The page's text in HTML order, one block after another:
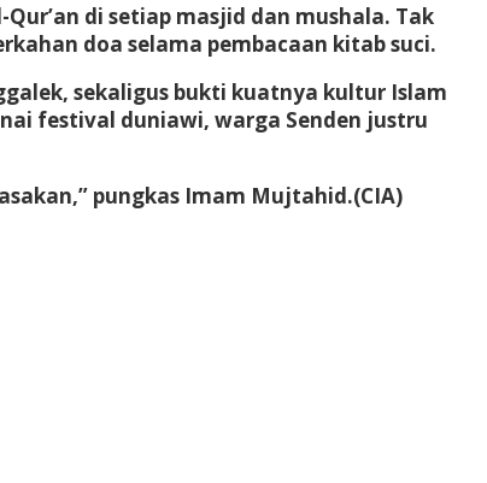
di setiap masjid dan mushala. Tak
doa selama pembacaan kitab suci.
sekaligus bukti kuatnya kultur Islam
festival duniawi, warga Senden justru
pungkas Imam Mujtahid.(CIA)